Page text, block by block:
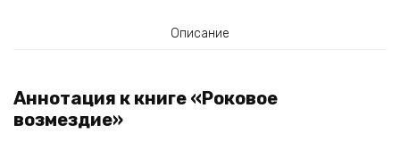
Описание
Аннотация к книге «Роковое
возмездие»